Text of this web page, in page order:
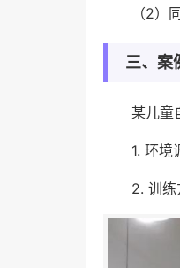
（2）
三、案
某儿童
1. 环境
2. 训练